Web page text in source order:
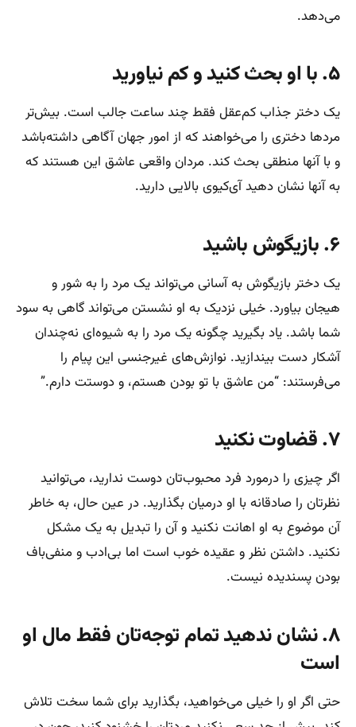
می‌دهد.
۵. با او بحث کنید و کم نیاورید
یک دختر جذاب کم‌عقل فقط چند ساعت جالب است. بیش‌تر
مردها دختری را می‌خواهند که از امور جهان آگاهی داشته‌باشد
و با آنها منطقی بحث کند. مردان واقعی عاشق این هستند که
به آنها نشان دهید آی‌کیوی بالایی دارید.
۶. بازیگوش باشید
یک دختر بازیگوش به آسانی می‌تواند یک مرد را به شور و
هیجان بیاورد. خیلی نزدیک به او نشستن می‌تواند گاهی به سود
شما باشد. یاد بگیرید چگونه یک مرد را به شیوه‌ای نه‌چندان
آشکار دست بیندازید. نوازش‌های غیرجنسی این پیام را
می‌فرستند: “من عاشق با تو بودن هستم، و دوستت دارم.”
۷. قضاوت نکنید
اگر چیزی را درمورد فرد محبوب‌تان دوست ندارید، می‌توانید
نظرتان را صادقانه با او درمیان بگذارید. در عین حال، به خاطر
آن موضوع به او اهانت نکنید و آن را تبدیل به یک مشکل
نکنید. داشتن نظر و عقیده خوب است اما بی‌ادب و منفی‌باف
بودن پسندیده نیست.
۸. نشان ندهید تمام توجه‌تان فقط مال او
است
حتی اگر او را خیلی می‌خواهید، بگذارید برای شما سخت تلاش